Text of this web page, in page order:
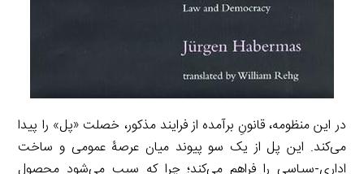
در این منظومه، قانونِ برآمده از فرایند مذکور، خصلت «پل» را پیدا
می‌کند. این پل از یک سو پیوند میان عرصۀ عمومی و ساخت
اداری-سیاسی را فراهم می‌کند؛ چرا که سبب می‌شود محصول